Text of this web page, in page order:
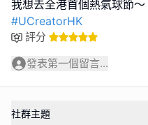
我想去全港首個熱氣球節～
#UCreatorHK
評分
發表第一個留言...
社群主題